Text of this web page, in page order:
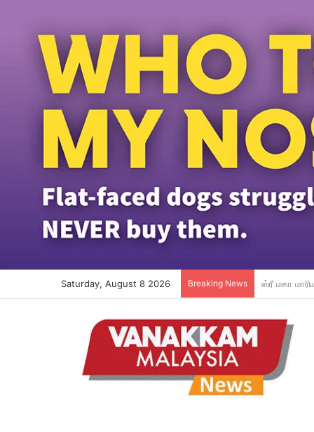
Saturday, August 8 2026 Breaking News போட்காஸ்ட்